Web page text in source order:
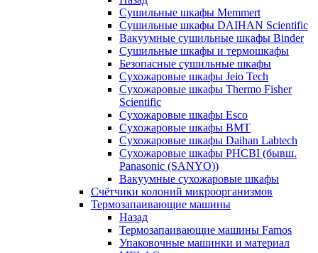
Сушильные шкафы Memmert
Сушильные шкафы DAIHAN Scientific
Вакуумные сушильные шкафы Binder
Сушильные шкафы и термошкафы
Безопасные сушильные шкафы
Сухожаровые шкафы Jeio Tech
Сухожаровые шкафы Thermo Fisher
Scientific
Сухожаровые шкафы Esco
Сухожаровые шкафы BMT
Сухожаровые шкафы Daihan Labtech
Сухожаровые шкафы PHCBI (бывш.
Panasonic (SANYO))
Вакуумные сухожаровые шкафы
Счётчики колоний микроорганизмов
Термозапаивающие машины
Назад
Термозапаивающие машины Famos
Упаковочные машинки и материал